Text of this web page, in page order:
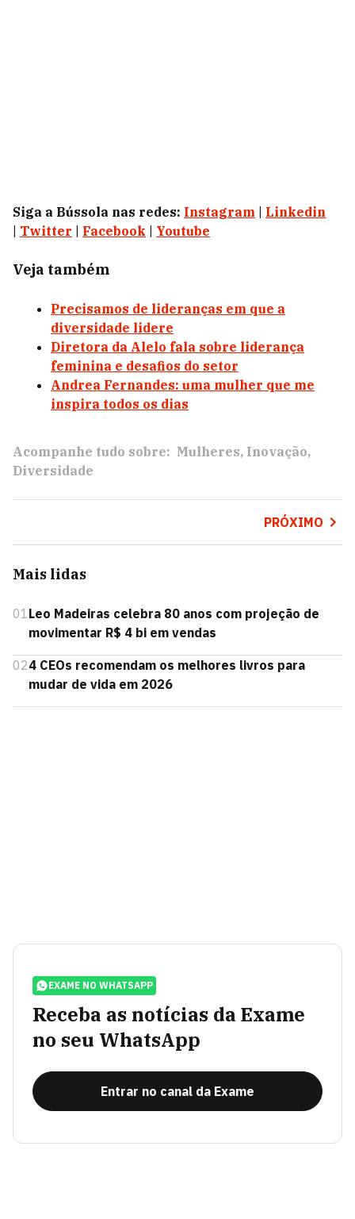
Siga a Bússola nas redes: Instagram
Linkedin
Twitter Facebook Youtube
Veja também
Precisamos de lideranças em que a
diversidade lidere
Diretora da Alelo fala sobre liderança
feminina e desafios do setor
Andrea Fernandes: uma mulher que me
inspira todos os dias
Acompanhe tudo sobre: Mulheres Inovação
Diversidade
PRÓXIMO
Mais lidas
01Leo Madeiras celebra 80 anos com projeção de
movimentar R$ 4 bi em vendas
024 CEOs recomendam os melhores livros para
mudar de vida em 2026
EXAME NO WHATSAPP
Receba as notícias da Exame
no seu WhatsApp
Entrar no canal da Exame